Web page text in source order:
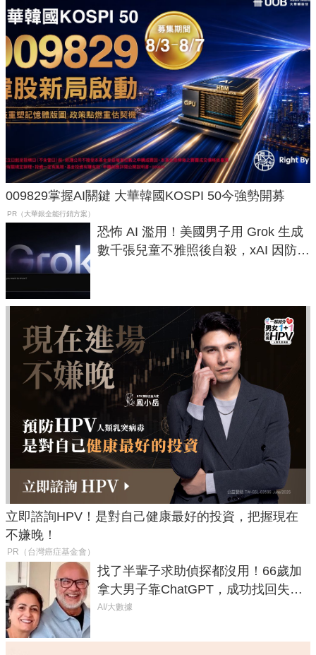
009829掌握AI關鍵 大華韓國KOSPI 50今強勢開募
PR（大華銀全能行銷方案）
恐怖 AI 濫用！美國男子用 Grok 生成
數千張兒童不雅照後自殺，xAI 因防護
立即諮詢HPV！是對自己健康最好的投資，把握現在
不嫌晚！
PR（台灣癌症基金會）
找了半輩子求助偵探都沒用！66歲加
拿大男子靠ChatGPT，成功找回失散
50年家人
AI/大數據